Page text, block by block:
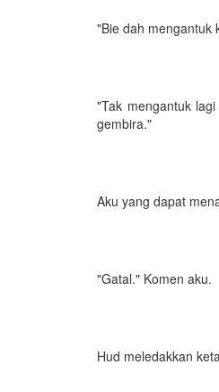
"Bie dah mengantuk
"Tak mengantuk
gembira."
Aku yang dapat
"Gatal." Komen aku.
Hud meledakkan